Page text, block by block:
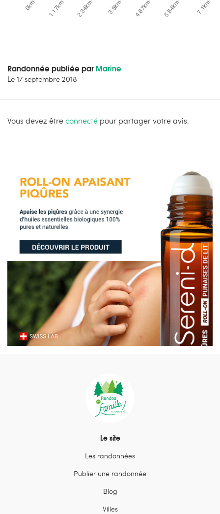
Randonnée publiée par Marine
Le 17 septembre 2018
Vous devez êtreconnecté pour partager votre avis.
Le site
Les randonnées
Publier une randonnée
Blog
Villes